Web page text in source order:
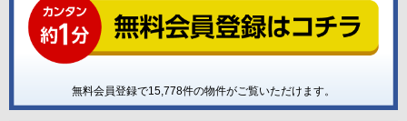
無料会員登録で15,778件の物件がご覧いただけます。